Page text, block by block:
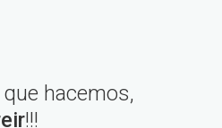
hacemos,
!!!